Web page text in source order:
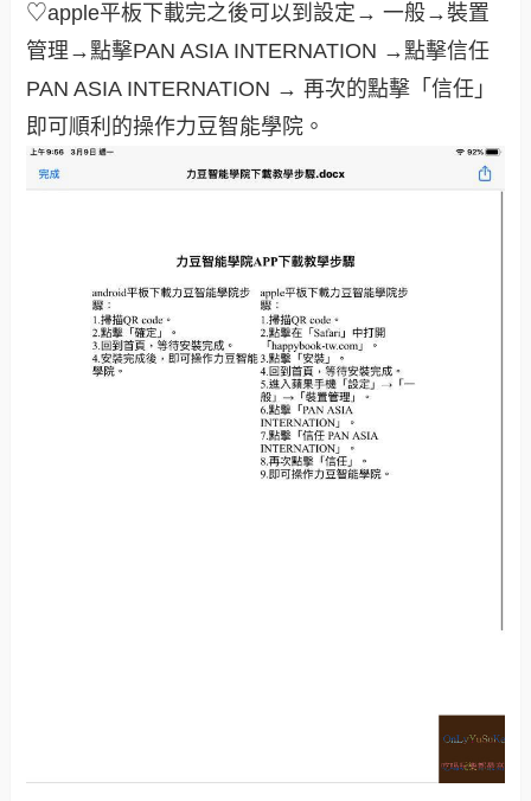
♡apple平板下載完之後可以到設定→ 一般→裝置
管理→點擊PAN ASIA INTERNATION →點擊信任
PAN ASIA INTERNATION → 再次的點擊「信任」
即可順利的操作力豆智能學院。